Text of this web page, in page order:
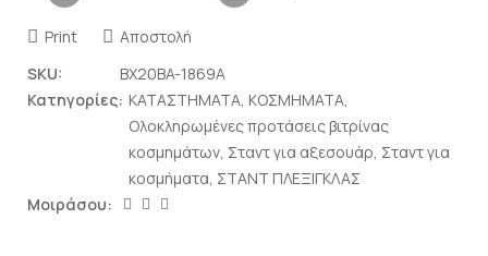
Print
Αποστολή
SKU:
BX20BA-1869A
Κατηγορίες: ΚΑΤΑΣΤΗΜΑΤΑ, ΚΟΣΜΗΜΑΤΑ,
Ολοκληρωμένες προτάσεις βιτρίνας
κοσμημάτων, Σταντ για αξεσουάρ, Σταντ για
κοσμήματα, ΣΤΑΝΤ ΠΛΕΞΙΓΚΛΑΣ
Μοιράσου: